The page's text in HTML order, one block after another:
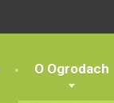
O Ogrodach